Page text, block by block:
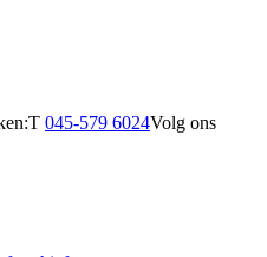
T 045-579 6024Volg ons